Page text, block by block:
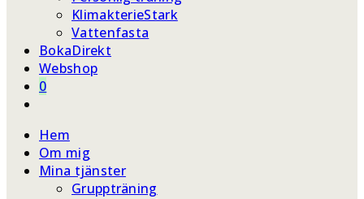
KlimakterieStark
Vattenfasta
BokaDirekt
Webshop
0
webbplatssökning
Hem
Om mig
Mina tjänster
Gruppträning